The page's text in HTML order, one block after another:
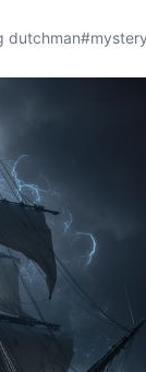
dutchman#mystery